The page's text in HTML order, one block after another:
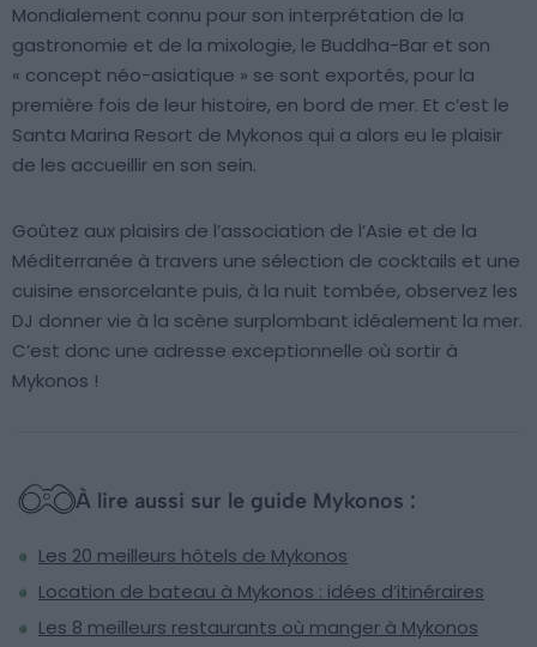
Mondialement connu pour son interprétation de la
gastronomie et de la mixologie, le Buddha-Bar et son
« concept néo-asiatique » se sont exportés, pour la
première fois de leur histoire, en bord de mer. Et c’est le
Santa Marina Resort de Mykonos qui a alors eu le plaisir
de les accueillir en son sein.
Goûtez aux plaisirs de l’association de l’Asie et de la
Méditerranée à travers une sélection de cocktails et une
cuisine ensorcelante puis, à la nuit tombée, observez les
DJ donner vie à la scène surplombant idéalement la mer.
C’est donc une adresse exceptionnelle où sortir à
Mykonos !
À lire aussi sur le guide Mykonos :
Les 20 meilleurs hôtels de Mykonos
Location de bateau à Mykonos : idées d’itinéraires
Les 8 meilleurs restaurants où manger à Mykonos